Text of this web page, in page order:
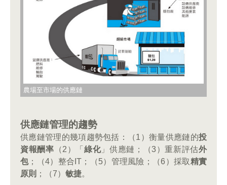
農場至市場的供應鏈
供應鏈管理的趨勢
供應鏈管理的幾項趨勢包括：（1）衡量供應鏈的投
資報酬率 （2）「綠化」供應鏈；（3）重新評估外
包；（4）整合IT；（5）管理風險；（6）採取精實
原則
；（7） 敏捷。